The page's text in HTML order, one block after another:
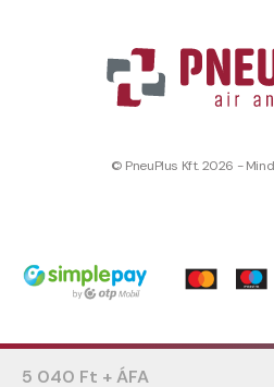
5 040 Ft + ÁFA
© PneuPlus Kft. 2026 -